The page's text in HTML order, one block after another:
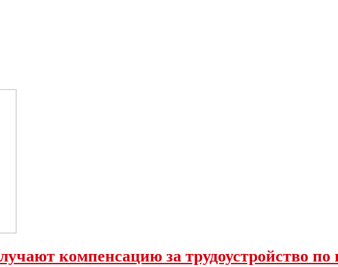
компенсацию за трудоустройство